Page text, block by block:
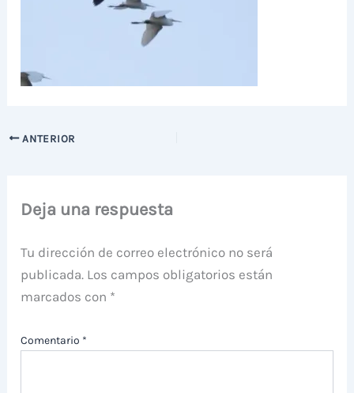
ANTERIOR
Deja una respuesta
Tu dirección de correo electrónico no será
publicada. Los campos obligatorios están
marcados con *
Comentario *